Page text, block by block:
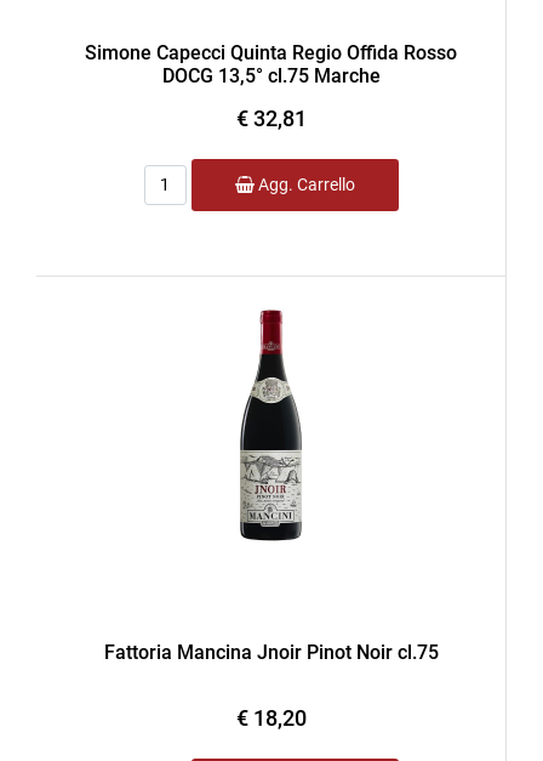
Simone Capecci Quinta Regio Offida Rosso
DOCG 13,5° cl.75 Marche
€ 32,81
Quantità
Agg. Carrello
Fattoria Mancina Jnoir Pinot Noir cl.75
€ 18,20